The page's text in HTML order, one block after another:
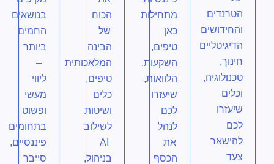
הטרנדים
והחידושים
הדיגיטליים
חינוך,
טכנולוגיה,
וכלים
שיעזרו
לכם
להישאר
צעד
מתחילות
כאן
טיפים,
השקעות,
הלוואות,
שיעזרו
לכם
לנהל
את
הכסף
הכוח
של
הבינה
המלאכותית
טיפים,
כלים
ושיטות
לשילוב
AI
בניהול,
בנושאים
החמים
ביותר
–
ליווי
מעשי
ופשוט
בתחומים
פיננסיים,
סייבר